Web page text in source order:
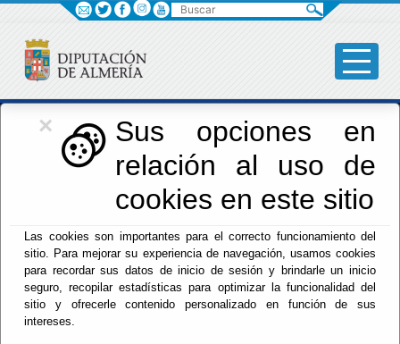
×
Sus opciones en
relación al uso de
cookies en este sitio
Las cookies son importantes para el correcto funcionamiento del
sitio. Para mejorar su experiencia de navegación, usamos cookies
para recordar sus datos de inicio de sesión y brindarle un inicio
seguro, recopilar estadísticas para optimizar la funcionalidad del
sitio y ofrecerle contenido personalizado en función de sus
intereses.
Iniciativas Europeas
Europedirectalmeria
Inicio - Iniciativas Europeas - Noticias
Escuchar
Buscar